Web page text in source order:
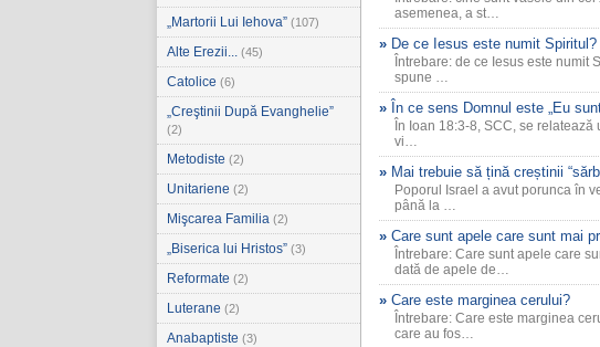
„Martorii Lui Iehova” (107)
Alte Erezii... (45)
Catolice (6)
„Creştinii După Evanghelie”
(2)
Metodiste (2)
Unitariene (2)
Mişcarea Familia (2)
„Biserica lui Hristos” (3)
Reformate (2)
Luterane (2)
Anabaptiste (3)
asemenea, a st…
De ce Iesus este numit Spiritul?
Întrebare: de ce Iesus este numit
spune …
În ce sens Domnul este „Eu
În Ioan 18:3-8, SCC, se
vi…
Mai trebuie să țină creștinii
Poporul Israel a avut porunca în
până la …
Care sunt apele care sunt mai
Întrebare: Care sunt apele care
dată de apele de…
Care este marginea cerului?
Întrebare: Care este marginea
care au fos…